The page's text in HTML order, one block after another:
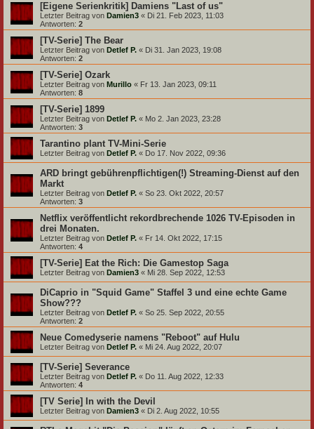
[Eigene Serienkritik] Damiens "Last of us"
Letzter Beitrag von Damien3 « Di 21. Feb 2023, 11:03
Antworten: 2
[TV-Serie] The Bear
Letzter Beitrag von Detlef P. « Di 31. Jan 2023, 19:08
Antworten: 2
[TV-Serie] Ozark
Letzter Beitrag von Murillo « Fr 13. Jan 2023, 09:11
Antworten: 8
[TV-Serie] 1899
Letzter Beitrag von Detlef P. « Mo 2. Jan 2023, 23:28
Antworten: 3
Tarantino plant TV-Mini-Serie
Letzter Beitrag von Detlef P. « Do 17. Nov 2022, 09:36
ARD bringt gebührenpflichtigen(!) Streaming-Dienst auf den
Markt
Letzter Beitrag von Detlef P. « So 23. Okt 2022, 20:57
Antworten: 3
Netflix veröffentlicht rekordbrechende 1026 TV-Episoden in
drei Monaten.
Letzter Beitrag von Detlef P. « Fr 14. Okt 2022, 17:15
Antworten: 4
[TV-Serie] Eat the Rich: Die Gamestop Saga
Letzter Beitrag von Damien3 « Mi 28. Sep 2022, 12:53
DiCaprio in "Squid Game" Staffel 3 und eine echte Game
Show???
Letzter Beitrag von Detlef P. « So 25. Sep 2022, 20:55
Antworten: 2
Neue Comedyserie namens "Reboot" auf Hulu
Letzter Beitrag von Detlef P. « Mi 24. Aug 2022, 20:07
[TV-Serie] Severance
Letzter Beitrag von Detlef P. « Do 11. Aug 2022, 12:33
Antworten: 4
[TV Serie] In with the Devil
Letzter Beitrag von Damien3 « Di 2. Aug 2022, 10:55